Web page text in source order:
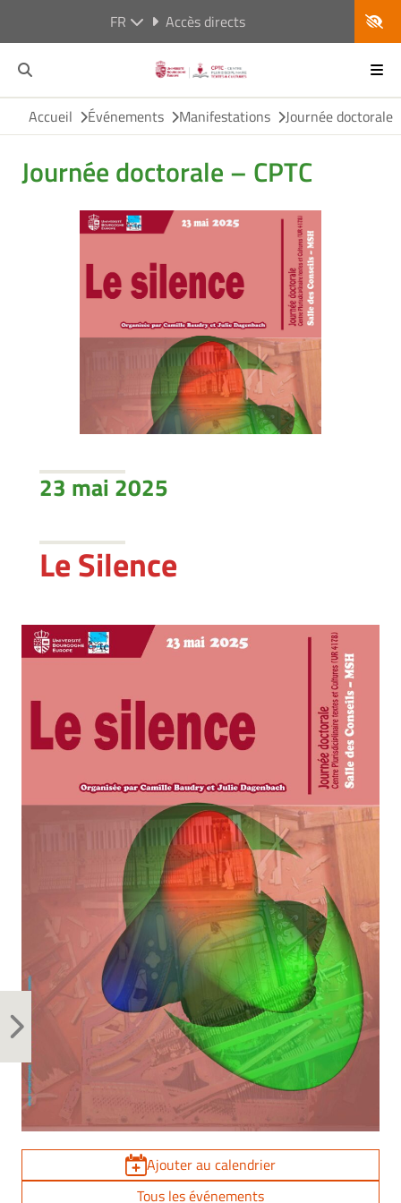
FR Accès directs
Accueil Événements Manifestations Journée doctorale
Journée doctorale – CPTC
23 mai 2025
Le Silence
Ajouter au calendrier
Tous les événements